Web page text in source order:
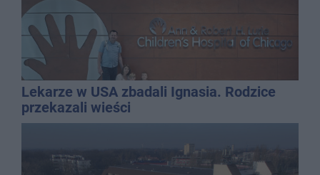
Lekarze w USA zbadali Ignasia. Rodzice
przekazali wieści